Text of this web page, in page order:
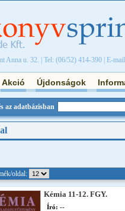
Anna u. 32. | Tel: (06/52) 414-390 | E-
Akció Újdonságok
az adatbázisban
oldal:
Kémia 11-12. FGY.
Író: --